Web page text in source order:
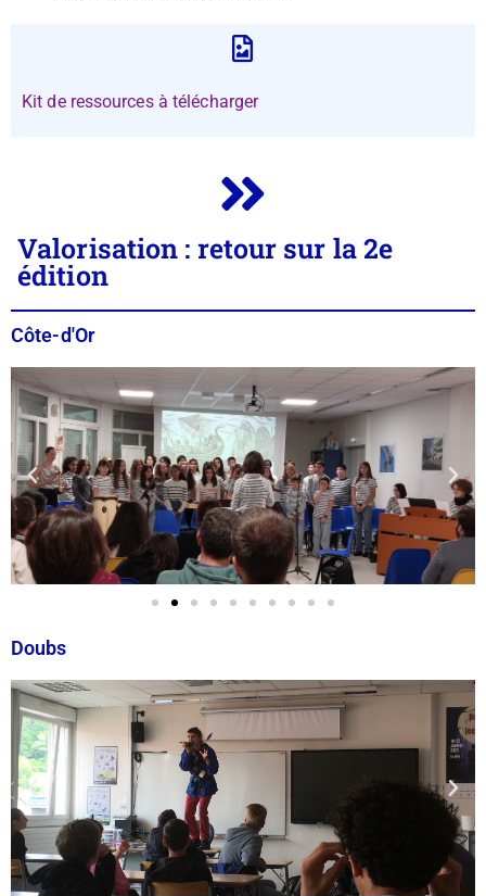
Kit de ressources à télécharger
Valorisation : retour sur la 2e
édition
Côte-d'Or
Doubs